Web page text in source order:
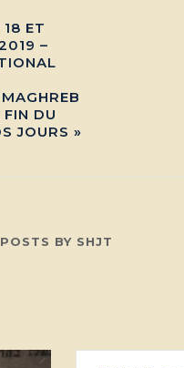
ET
–
DU
JOURS »
BY SHJT